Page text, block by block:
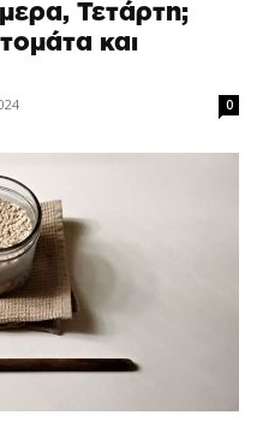
Τετάρτη;
και
0